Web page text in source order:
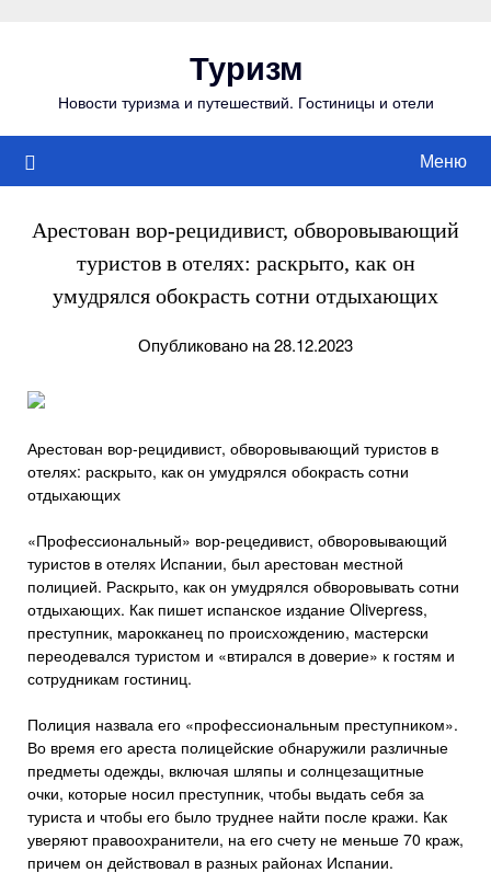
Туризм
Новости туризма и путешествий. Гостиницы и отели
Меню
Арестован вор-рецидивист, обворовывающий
туристов в отелях: раскрыто, как он
умудрялся обокрасть сотни отдыхающих
Опубликовано на 28.12.2023
Арестован вор-рецидивист, обворовывающий туристов в
отелях: раскрыто, как он умудрялся обокрасть сотни
отдыхающих
«Профессиональный» вор-рецедивист, обворовывающий
туристов в отелях Испании, был арестован местной
полицией. Раскрыто, как он умудрялся обворовывать сотни
отдыхающих. Как пишет испанское издание Olivepress,
преступник, марокканец по происхождению, мастерски
переодевался туристом и «втирался в доверие» к гостям и
сотрудникам гостиниц.
Полиция назвала его «профессиональным преступником».
Во время его ареста полицейские обнаружили различные
предметы одежды, включая шляпы и солнцезащитные
очки, которые носил преступник, чтобы выдать себя за
туриста и чтобы его было труднее найти после кражи. Как
уверяют правоохранители, на его счету не меньше 70 краж,
причем он действовал в разных районах Испании.